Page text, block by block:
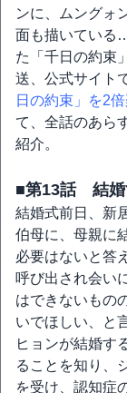
ンに、ムングォ
面も描いている
た「千日の約束
送、公式サイト
日の約束」を2倍
て、全話のあら
紹介。
■第13話 結婚
結婚式前日、新
伯母に、母親に
必要はないと答
呼び出され会い
はできないもの
いでほしい、と
ヒョンが結婚す
ることを知り、
を受け、認知症